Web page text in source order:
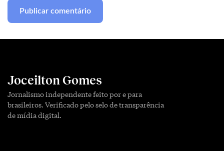
Joceilton Gomes
Jornalismo independente feito por e para
brasileiros. Verificado pelo selo de transparência
de mídia digital.